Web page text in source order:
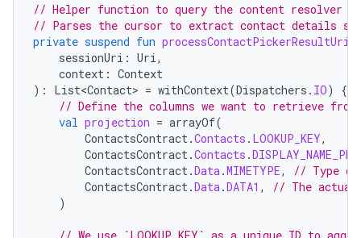
// Helper function to query the content resolver
// Parses the cursor to extract contact details
private suspend fun processContactPickerResultUri
sessionUri : Uri,
context : Context
):
List<Contact> = withContext(Dispatchers . IO)
{
// Define the columns we want to retrieve from
val projection = arrayOf(
ContactsContract.Contacts . LOOKUP_KEY,
ContactsContract.Contacts .
ContactsContract.Data.MIMETYPE,
// Type
ContactsContract.Data.DATA1 ,
// The actual
)